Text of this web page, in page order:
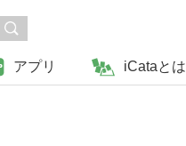
アプリ iCataとは